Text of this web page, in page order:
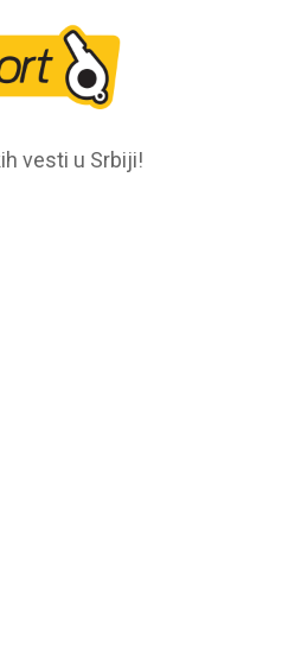
vesti u Srbiji!